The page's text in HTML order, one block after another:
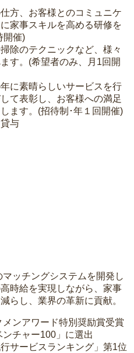
方、お客様とのコミュニケ
家事スキルを高める研修を
開催)
除のテクニックなど、様々
す。(希望者のみ、月1回開
に素晴らしいサービスを行
て表彰し、お客様への満足
ます。(招待制･年１回開催)
与
ッチングシステムを開発し
時給を実現しながら、家事
らし、業界の革新に貢献。
ンアワード特別奨励賞受賞
チャー100」に選出
サービスランキング」第1位